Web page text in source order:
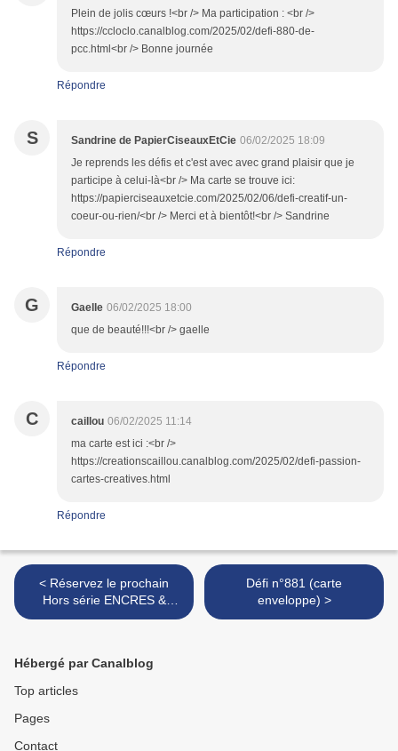
Plein de jolis cœurs !<br /> Ma participation : <br />
https://ccloclo.canalblog.com/2025/02/defi-880-de-
pcc.html<br /> Bonne journée
Répondre
S Sandrine de PapierCiseauxEtCie 06/02/2025 18:09
Je reprends les défis et c'est avec avec grand plaisir que je
participe à celui-là<br /> Ma carte se trouve ici:
https://papierciseauxetcie.com/2025/02/06/defi-creatif-un-
coeur-ou-rien/<br /> Merci et à bientôt!<br /> Sandrine
Répondre
G Gaelle 06/02/2025 18:00
que de beauté!!!<br /> gaelle
Répondre
C caillou 06/02/2025 11:14
ma carte est ici :<br />
https://creationscaillou.canalblog.com/2025/02/defi-passion-
cartes-creatives.html
Répondre
< Réservez le prochain
Hors série ENCRES &
TAMPONS
Défi n°881 (carte
enveloppe) >
Hébergé par Canalblog
Top articles
Pages
Contact